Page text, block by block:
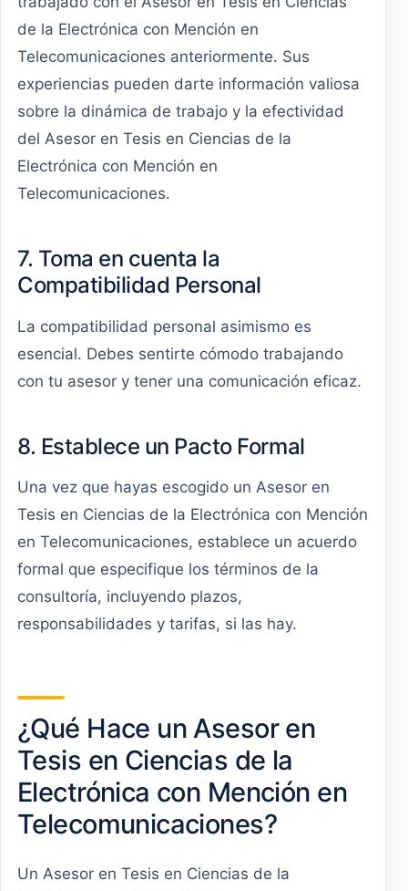
de la Electrónica con Mención en
Telecomunicaciones anteriormente. Sus
experiencias pueden darte información valiosa
sobre la dinámica de trabajo y la efectividad
del Asesor en Tesis en Ciencias de la
Electrónica con Mención en
Telecomunicaciones.
7. Toma en cuenta la
Compatibilidad Personal
La compatibilidad personal asimismo es
esencial. Debes sentirte cómodo trabajando
con tu asesor y tener una comunicación eficaz.
8. Establece un Pacto Formal
Una vez que hayas escogido un Asesor en
Tesis en Ciencias de la Electrónica con Mención
en Telecomunicaciones, establece un acuerdo
formal que especifique los términos de la
consultoría, incluyendo plazos,
responsabilidades y tarifas, si las hay.
¿Qué Hace un Asesor en
Tesis en Ciencias de la
Electrónica con Mención en
Telecomunicaciones?
Un Asesor en Tesis en Ciencias de la